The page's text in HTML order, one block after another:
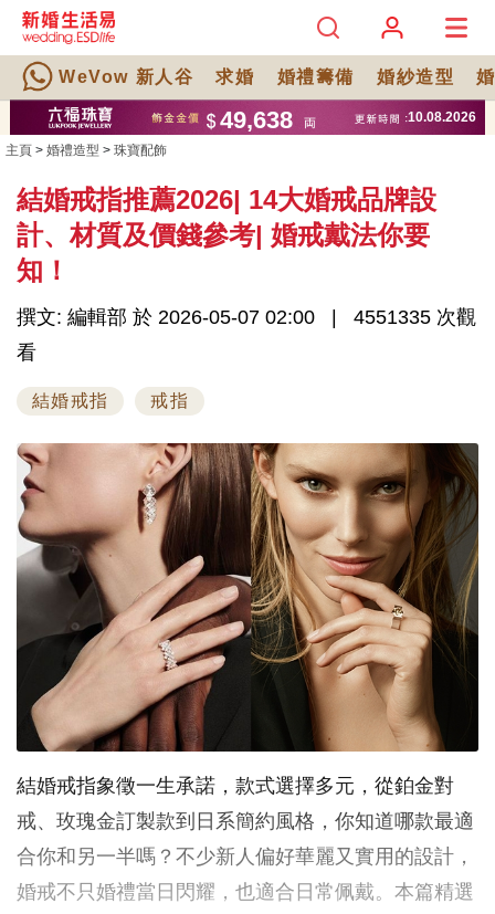
WeVow 新人谷 求婚 婚禮籌備 婚紗造型
主頁 > 婚禮造型 > 珠寶配飾
結婚戒指推薦2026| 14大婚戒品牌設
計、材質及價錢參考| 婚戒戴法你要
知！
撰文: 編輯部 於 2026-05-07 02:00
4551335 次觀
看
結婚戒指 戒指
結婚戒指象徵一生承諾，款式選擇多元，從鉑金對
戒、玫瑰金訂製款到日系簡約風格，你知道哪款最適
合你和另一半嗎？不少新人偏好華麗又實用的設計，
婚戒不只婚禮當日閃耀，也適合日常佩戴。本篇精選